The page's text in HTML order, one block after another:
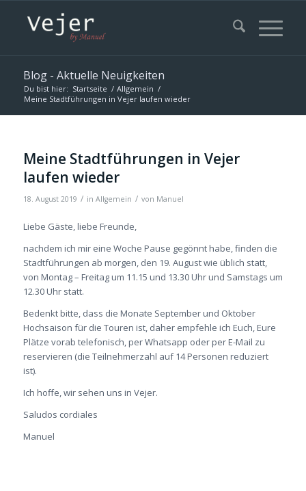
Blog - Aktuelle Neuigkeiten
Du bist hier: Startseite / Allgemein /
Meine Stadtführungen in Vejer laufen wieder
Meine Stadtführungen in Vejer
laufen wieder
18. August 2019 / in Allgemein / von Manuel
Liebe Gäste, liebe Freunde,
nachdem ich mir eine Woche Pause gegönnt habe, finden die
Stadtführungen ab morgen, den 19. August wie üblich statt,
von Montag – Freitag um 11.15 und 13.30 Uhr und Samstags um
12.30 Uhr statt.
Bedenkt bitte, dass die Monate September und Oktober
Hochsaison für die Touren ist, daher empfehle ich Euch, Eure
Plätze vorab telefonisch, per Whatsapp oder per E-Mail zu
reservieren (die Teilnehmerzahl auf 14 Personen reduziert
ist).
Ich hoffe, wir sehen uns in Vejer.
Saludos cordiales
Manuel